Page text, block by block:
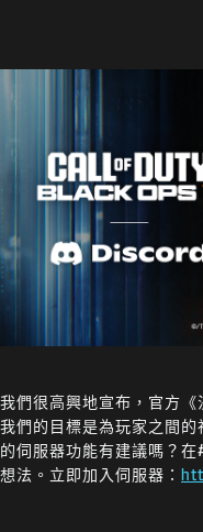
我們很高興地宣布，官方
我們的目標是為玩家之間
的伺服器功能有建議嗎？
想法。立即加入伺服器：